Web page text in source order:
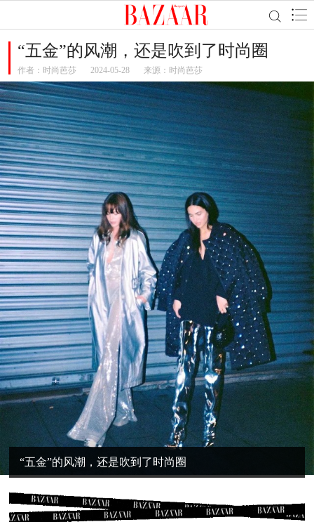
“五金”的风潮，还是吹到了时尚圈
作者： 时尚芭莎 2024-05-28 来源：时尚芭莎
“五金”的风潮，还是吹到了时尚圈